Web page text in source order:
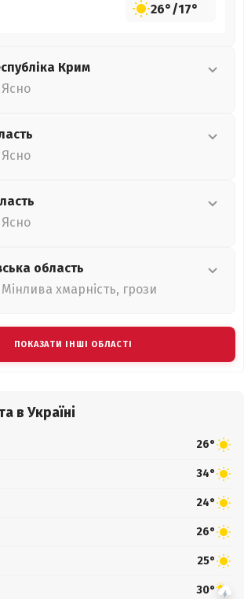
26°/17°
Крим
Ясно
Ясно
Ясно
область
Мінлива хмарність, грози
ПОКАЗАТИ ІНШІ ОБЛАСТІ
в Україні
26°
34°
24°
26°
25°
30°